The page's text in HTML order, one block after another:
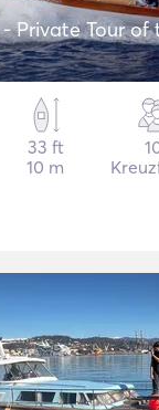
Private Tour of
33 ft
10 m